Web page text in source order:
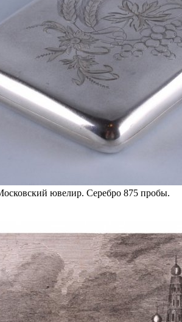
ювелир. Серебро 875 пробы.